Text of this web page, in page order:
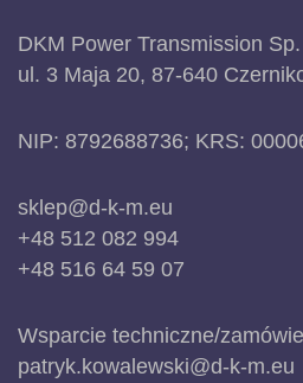
DKM Power Transmission
ul. 3 Maja 20, 87-640
NIP: 8792688736; KRS:
sklep@d-k-m.eu
+48 512 082 994
+48 516 64 59 07
Wsparcie techniczne/
patryk.kowalewski@d-k-m.eu